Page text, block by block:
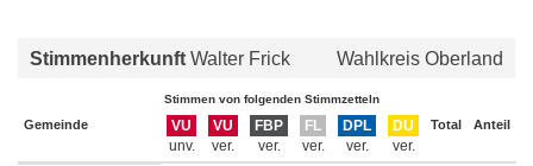
Stimmenherkunft Walter Frick Wahlkreis Oberland
Stimmen von folgenden Stimmzetteln
Gemeinde VU VU FBP FL DPL DU Total Anteil